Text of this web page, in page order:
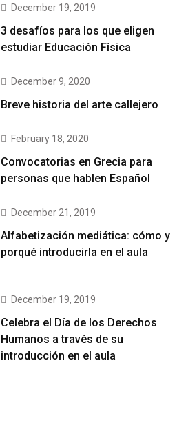
December 19, 2019
3 desafíos para los que eligen
estudiar Educación Física
December 9, 2020
Breve historia del arte callejero
February 18, 2020
Convocatorias en Grecia para
personas que hablen Español
December 21, 2019
Alfabetización mediática: cómo y
porqué introducirla en el aula
December 19, 2019
Celebra el Día de los Derechos
Humanos a través de su
introducción en el aula